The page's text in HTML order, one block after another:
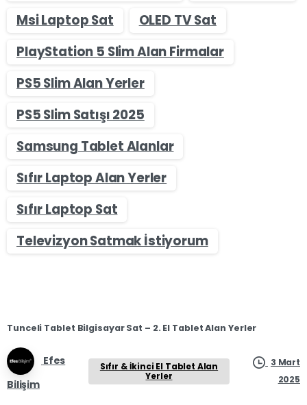
Msi Laptop Sat
OLED TV Sat
PlayStation 5 Slim Alan Firmalar
PS5 Slim Alan Yerler
PS5 Slim Satışı 2025
Samsung Tablet Alanlar
Sıfır Laptop Alan Yerler
Sıfır Laptop Sat
Televizyon Satmak İstiyorum
Tunceli Tablet Bilgisayar Sat – 2. El Tablet Alan Yerler
Efes
Bilişim
Sıfır & İkinci El Tablet Alan
Yerler
3 Mart
2025